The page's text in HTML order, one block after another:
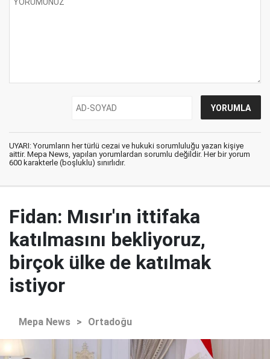
UYARI: Yorumların her türlü cezai ve hukuki sorumluluğu yazan kişiye
aittir. Mepa News, yapılan yorumlardan sorumlu değildir. Her bir yorum
600 karakterle (boşluklu) sınırlıdır.
Fidan: Mısır'ın ittifaka
katılmasını bekliyoruz,
birçok ülke de katılmak
istiyor
Mepa News > Ortadoğu